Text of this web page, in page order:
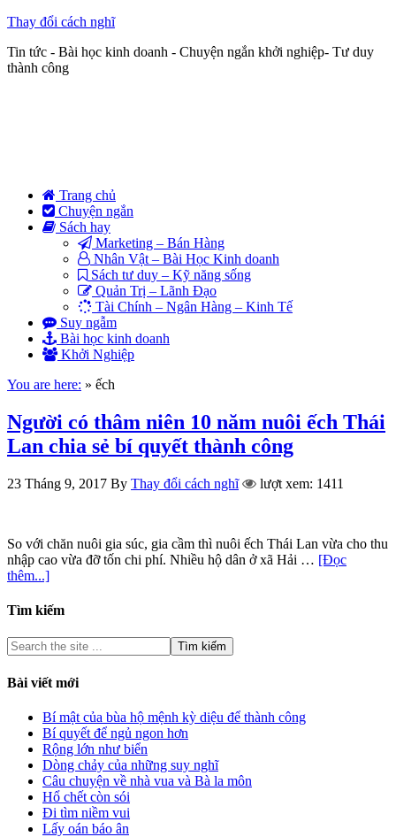
Thay đổi cách nghĩ
Tin tức - Bài học kinh doanh - Chuyện ngắn khởi nghiệp- Tư duy
thành công
Trang chủ
Chuyện ngắn
Sách hay
Marketing – Bán Hàng
Nhân Vật – Bài Học Kinh doanh
Sách tư duy – Kỹ năng sống
Quản Trị – Lãnh Đạo
Tài Chính – Ngân Hàng – Kinh Tế
Suy ngẫm
Bài học kinh doanh
Khởi Nghiệp
You are here: » ếch
Người có thâm niên 10 năm nuôi ếch Thái
Lan chia sẻ bí quyết thành công
23 Tháng 9, 2017 By Thay đổi cách nghĩ lượt xem: 1411
So với chăn nuôi gia súc, gia cầm thì nuôi ếch Thái Lan vừa cho thu
nhập cao vừa đỡ tốn chi phí. Nhiều hộ dân ở xã Hải … [Đọc
thêm...]
Tìm kiếm
Bài viết mới
Bí mật của bùa hộ mệnh kỳ diệu để thành công
Bí quyết để ngủ ngon hơn
Rộng lớn như biển
Dòng chảy của những suy nghĩ
Câu chuyện về nhà vua và Bà la môn
Hổ chết còn sói
Đi tìm niềm vui
Lấy oán báo ân